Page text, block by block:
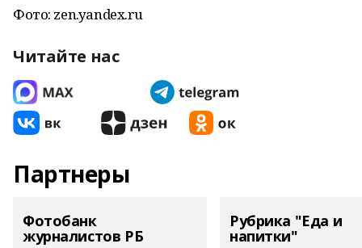
Фото: zen.yandex.ru
Читайте нас
Партнеры
Фотобанк
журналистов РБ
Рубрика "Еда и
напитки"